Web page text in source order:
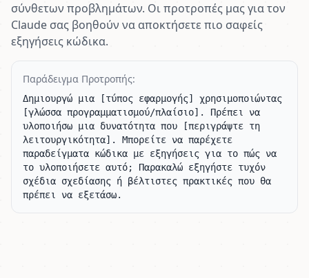
σύνθετων προβλημάτων. Οι προτροπές μας για τον
Claude σας βοηθούν να αποκτήσετε πιο σαφείς
εξηγήσεις κώδικα.
Παράδειγμα Προτροπής:
Δημιουργώ μια [τύπος εφαρμογής] χρησιμοποιώντας
[γλώσσα προγραμματισμού/πλαίσιο]. Πρέπει να
υλοποιήσω μια δυνατότητα που [περιγράψτε τη
λειτουργικότητα]. Μπορείτε να παρέχετε
παραδείγματα κώδικα με εξηγήσεις για το πώς να
το υλοποιήσετε αυτό; Παρακαλώ εξηγήστε τυχόν
σχέδια σχεδίασης ή βέλτιστες πρακτικές που θα
πρέπει να εξετάσω.